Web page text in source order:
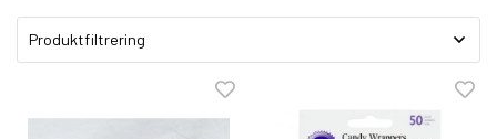
Produktfiltrering